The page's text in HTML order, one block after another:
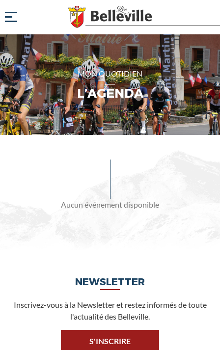
MON QUOTIDIEN
L’AGENDA
Aucun événement disponible
NEWSLETTER
Inscrivez-vous à la Newsletter et restez informés de toute
l'actualité des Belleville.
S'INSCRIRE